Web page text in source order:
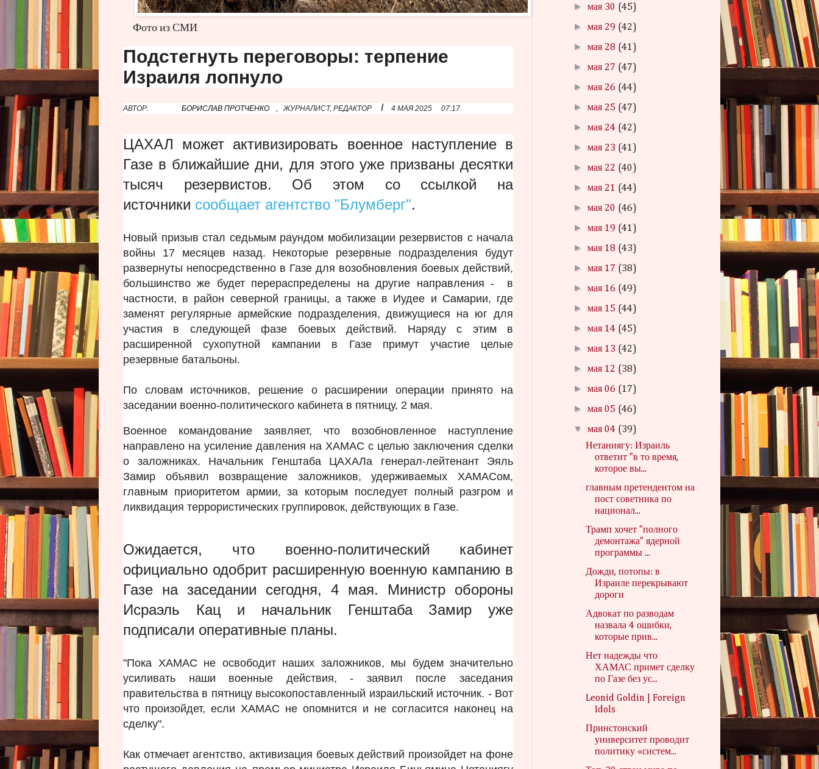
Фото из СМИ
Подстегнуть переговоры: терпение
Израиля лопнуло
АВТОР: БОРИСЛАВ ПРОТЧЕНКО ЖУРНАЛИСТ, РЕДАКТОР I 4 МАЯ 2025 07:17
ЦАХАЛ может активизировать военное наступление в
Газе в ближайшие дни, для этого уже призваны десятки
тысяч резервистов. Об этом со ссылкой на
источники сообщает агентство "Блумберг".
Новый призыв стал седьмым раундом мобилизации резервистов с начала
войны 17 месяцев назад. Некоторые резервные подразделения будут
развернуты непосредственно в Газе для возобновления боевых действий,
большинство же будет перераспределены на другие направления - в
частности, в район северной границы, а также в Иудее и Самарии, где
заменят регулярные армейские подразделения, движущиеся на юг для
участия в следующей фазе боевых действий. Наряду с этим в
расширенной сухопутной кампании в Газе примут участие целые
резервные батальоны.
По словам источников, решение о расширении операции принято на
заседании военно-политического кабинета в пятницу, 2 мая.
Военное командование заявляет, что возобновленное наступление
направлено на усиление давления на ХАМАС с целью заключения сделки
о заложниках. Начальник Генштаба ЦАХАЛа генерал-лейтенант Эяль
Замир объявил возвращение заложников, удерживаемых ХАМАСом,
главным приоритетом армии, за которым последует полный разгром и
ликвидация террористических группировок, действующих в Газе.
Ожидается, что военно-политический кабинет
официально одобрит расширенную военную кампанию в
Газе на заседании сегодня, 4 мая. Министр обороны
Исраэль Кац и начальник Генштаба Замир уже
подписали оперативные планы.
"Пока ХАМАС не освободит наших заложников, мы будем значительно
усиливать наши военные действия, - заявил после заседания
правительства в пятницу высокопоставленный израильский источник. - Вот
что произойдет, если ХАМАС не опомнится и не согласится наконец на
сделку".
Как отмечает агентство, активизация боевых действий произойдет на фоне
►мая 30 (45)
►мая 29 (42)
►мая 28 (41)
►мая 27 (47)
►мая 26 (44)
►мая 25 (47)
►мая 24 (42)
►мая 23 (41)
►мая 22 (40)
►мая 21 (44)
►мая 20 (46)
►мая 19 (41)
►мая 18 (43)
►мая 17 (38)
►мая 16 (49)
►мая 15 (44)
►мая 14 (45)
►мая 13 (42)
►мая 12 (38)
►мая 06 (17)
►мая 05 (46)
▼мая 04 (39)
Нетаниягу: Израиль
ответит "в то время,
которое вы...
главным претендентом на
пост советника по
национал...
Трамп хочет "полного
демонтажа" ядерной
программы ...
Дожди, потопы: в
Израиле перекрывают
дороги
Адвокат по разводам
назвала 4 ошибки,
которые прив...
Нет надежды что
ХАМАС примет сделку
по Газе без ус...
Leonid Goldin | Foreign
Idols
Принстонский
университет проводит
политику «систем...